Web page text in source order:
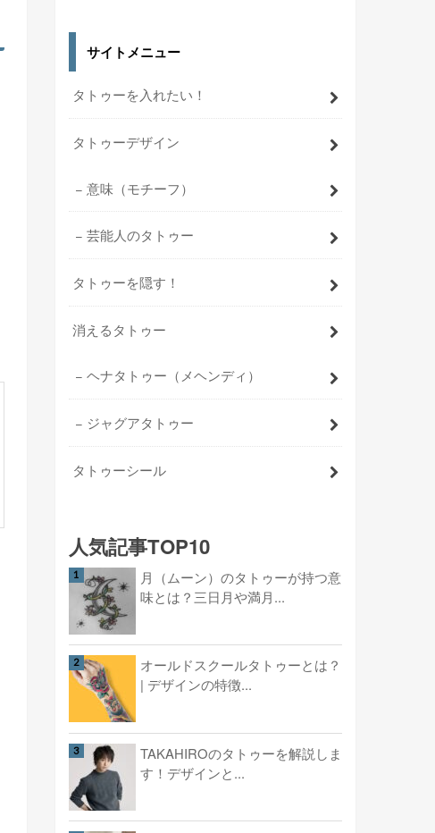
サイトメニュー
タトゥーを入れたい！
タトゥーデザイン
意味（モチーフ）
芸能人のタトゥー
タトゥーを隠す！
消えるタトゥー
ヘナタトゥー（メヘンディ）
ジャグアタトゥー
タトゥーシール
人気記事TOP10
月（ムーン）のタトゥーが持つ意
味とは？三日月や満月...
オールドスクールタトゥーとは？
| デザインの特徴...
TAKAHIROのタトゥーを解説しま
す！デザインと...